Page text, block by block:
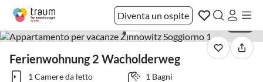
Diventa un ospite
Ferienwohnung 2 Wacholderweg
1 Camere da letto
1 Bagni